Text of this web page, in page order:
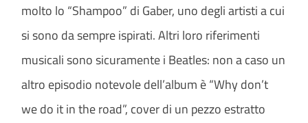
molto lo “Shampoo” di Gaber, uno degli artisti a cui
si sono da sempre ispirati. Altri loro riferimenti
musicali sono sicuramente i Beatles: non a caso un
altro episodio notevole dell’album è “Why don’t
we do it in the road”, cover di un pezzo estratto